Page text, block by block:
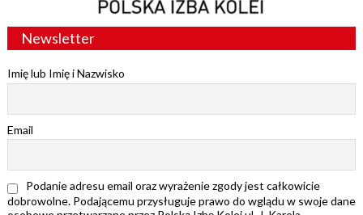
Newsletter
Imię lub Imię i Nazwisko
Email
Podanie adresu email oraz wyrażenie zgody jest całkowicie
dobrowolne. Podającemu przysługuje prawo do wglądu w swoje dane